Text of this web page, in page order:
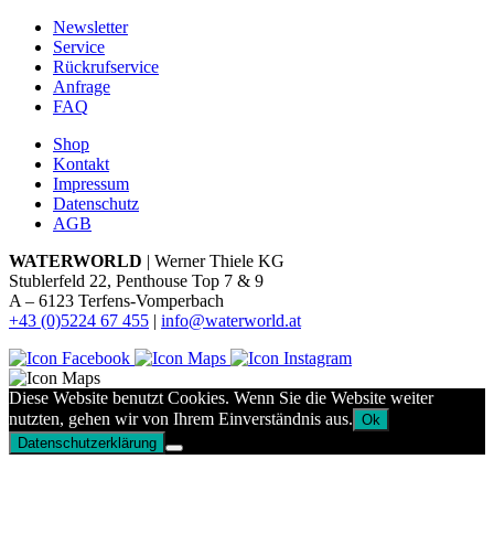
Newsletter
Service
Rückrufservice
Anfrage
FAQ
Shop
Kontakt
Impressum
Datenschutz
AGB
WATERWORLD | Werner Thiele KG
Stublerfeld 22, Penthouse Top 7 & 9
A – 6123 Terfens-Vomperbach
+43 (0)5224 67 455 | info@waterworld.at
Diese Website benutzt Cookies. Wenn Sie die Website weiter
nutzten, gehen wir von Ihrem Einverständnis aus. Ok
Datenschutzerklärung